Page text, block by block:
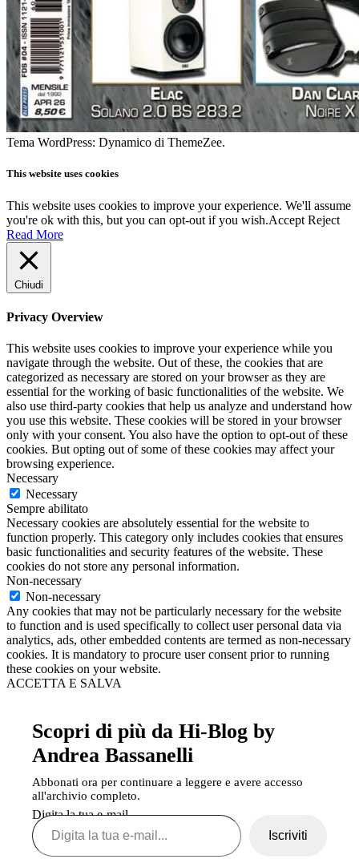
Tema WordPress: Dynamico di ThemeZee.
This website uses cookies
This website uses cookies to improve your experience. We'll assume
you're ok with this, but you can opt-out if you wish.Accept Reject
Read More
Chiudi
Privacy Overview
This website uses cookies to improve your experience while you
navigate through the website. Out of these, the cookies that are
categorized as necessary are stored on your browser as they are
essential for the working of basic functionalities of the website. We
also use third-party cookies that help us analyze and understand how
you use this website. These cookies will be stored in your browser
only with your consent. You also have the option to opt-out of these
cookies. But opting out of some of these cookies may affect your
browsing experience.
Necessary
Necessary
Sempre abilitato
Necessary cookies are absolutely essential for the website to
function properly. This category only includes cookies that ensures
basic functionalities and security features of the website. These
cookies do not store any personal information.
Non-necessary
Non-necessary
Any cookies that may not be particularly necessary for the website
to function and is used specifically to collect user personal data via
analytics, ads, other embedded contents are termed as non-necessary
cookies. It is mandatory to procure user consent prior to running
these cookies on your website.
ACCETTA E SALVA
Scopri di più da Hi-Blog by
Andrea Bassanelli
Abbonati ora per continuare a leggere e avere accesso
all'archivio completo.
Digita la tua e-mail...
Iscriviti